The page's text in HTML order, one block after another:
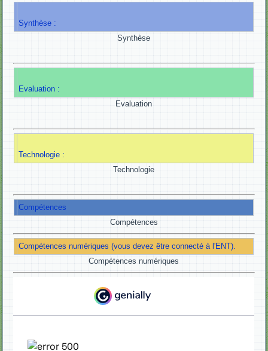
Synthèse
Synthèse :
Evaluation
Evaluation :
Technologie
Technologie :
Compétences
Compétences
Compétences numériques
Compétences numériques (vous devez être connecté à l'ENT).